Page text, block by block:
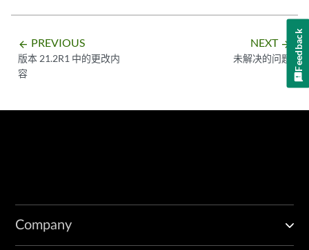
arrow_backward PREVIOUS
版本 21.2R1 中的更改内
容
NEXT arrow_forward
未解决的问题
Company
Feedback